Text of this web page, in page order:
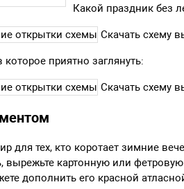
Какой праздник без
Скачать схему
приятно заглянуть:
Скачать схему
для тех, кто коротает зимние
вырежьте картонную или
дополнить его красной